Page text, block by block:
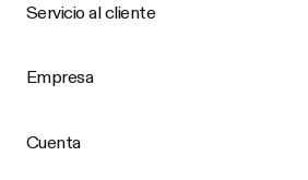
Servicio al cliente
Empresa
Cuenta